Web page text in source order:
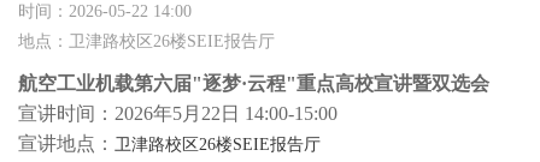
时间：2026-05-22 14:00
地点：卫津路校区26楼SEIE报告厅
航空工业机载第六届"逐梦·云程"重点高校宣讲暨双选会
宣讲时间：2026年5月22日 14:00-15:00
宣讲地点： 卫津路校区26楼SEIE报告厅